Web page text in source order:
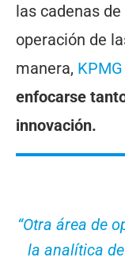
las cadenas
operación de
manera, KPMG
enfocarse
innovación.
“Otra área de
la analítica